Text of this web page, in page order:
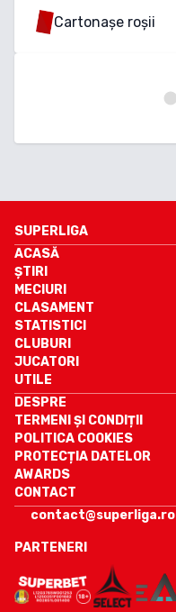
Cartonașe roșii
SUPERLIGA
ACASĂ
ȘTIRI
MECIURI
CLASAMENT
STATISTICI
CLUBURI
JUCATORI
UTILE
DESPRE
TERMENI ȘI CONDIȚII
POLITICA COOKIES
PROTECȚIA DATELOR
AWARDS
CONTACT
contact@superliga.ro
PARTENERI